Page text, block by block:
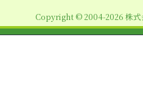
ン
Copyright © 2004-2026 株